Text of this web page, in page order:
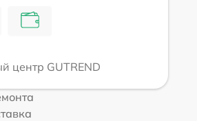
центр GUTREND